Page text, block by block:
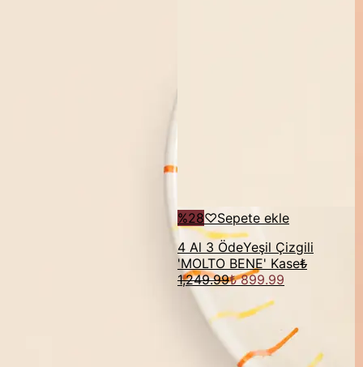
%28♡Sepete ekle
4 Al 3 ÖdeYeşil Çizgili
'MOLTO BENE' Kase₺
1,249.99₺ 899.99